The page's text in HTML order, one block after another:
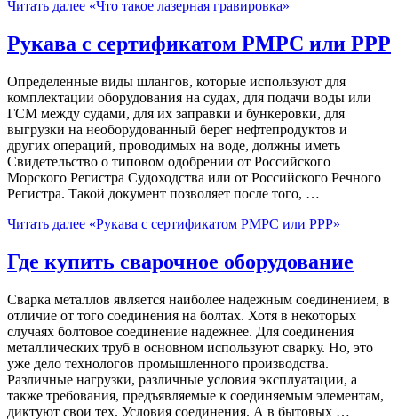
Читать далее «Что такое лазерная гравировка»
Рукава с сертификатом РМРС или РРР
Определенные виды шлангов, которые используют для
комплектации оборудования на судах, для подачи воды или
ГСМ между судами, для их заправки и бункеровки, для
выгрузки на необорудованный берег нефтепродуктов и
других операций, проводимых на воде, должны иметь
Свидетельство о типовом одобрении от Российского
Морского Регистра Судоходства или от Российского Речного
Регистра. Такой документ позволяет после того, …
Читать далее «Рукава с сертификатом РМРС или РРР»
Где купить сварочное оборудование
Сварка металлов является наиболее надежным соединением, в
отличие от того соединения на болтах. Хотя в некоторых
случаях болтовое соединение надежнее. Для соединения
металлических труб в основном используют сварку. Но, это
уже дело технологов промышленного производства.
Различные нагрузки, различные условия эксплуатации, а
также требования, предъявляемые к соединяемым элементам,
диктуют свои тех. Условия соединения. А в бытовых …